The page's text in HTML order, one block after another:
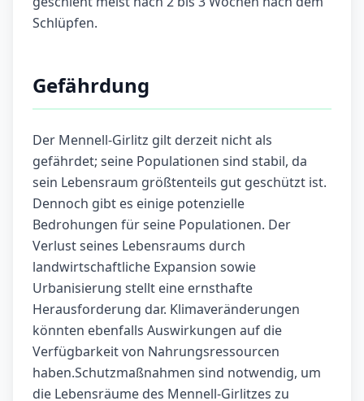
Schlüpfen.
Gefährdung
Der Mennell-Girlitz gilt derzeit nicht als
gefährdet; seine Populationen sind stabil, da
sein Lebensraum größtenteils gut geschützt ist.
Dennoch gibt es einige potenzielle
Bedrohungen für seine Populationen. Der
Verlust seines Lebensraums durch
landwirtschaftliche Expansion sowie
Urbanisierung stellt eine ernsthafte
Herausforderung dar. Klimaveränderungen
könnten ebenfalls Auswirkungen auf die
Verfügbarkeit von Nahrungsressourcen
haben.Schutzmaßnahmen sind notwendig, um
die Lebensräume des Mennell-Girlitzes zu